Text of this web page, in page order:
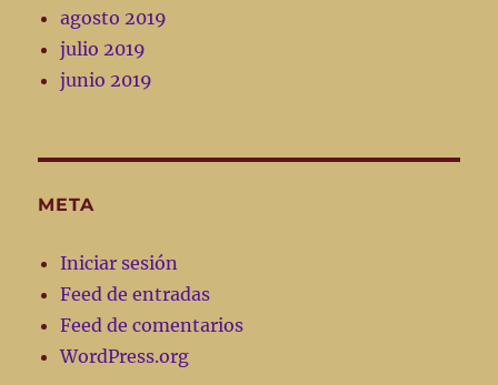
agosto 2019
julio 2019
junio 2019
META
Iniciar sesión
Feed de entradas
Feed de comentarios
WordPress.org